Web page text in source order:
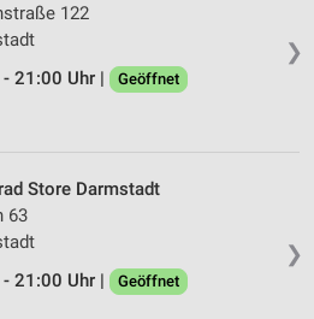
❯
122
21:00 Uhr |
Geöffnet
❯
Store Darmstadt
63
21:00 Uhr |
Geöffnet